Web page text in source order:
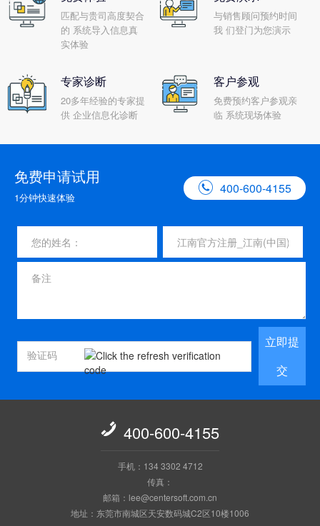
匹配与贵司高度契合
的 系统导入信息真
实体验
与销售顾问预约时间
我 们登门为您演示
专家诊断
20多年经验的专家提
供 企业信息化诊断
客户参观
免费预约客户参观亲
临 系统现场体验
免费申请试用
1分钟快速体验
 400-600-4155
立即提
交
 400-600-4155
手机：134 3302 4712
传真：
邮箱：lee@centersoft.com.cn
地址：东莞市南城区天安数码城C2区10楼1006